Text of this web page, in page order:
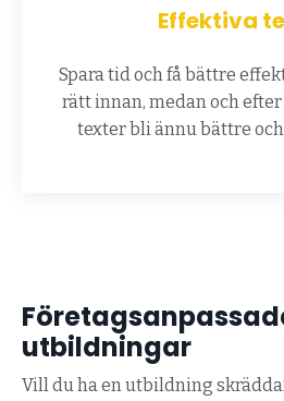
Effektiva
Spara tid och få bättre
rätt innan, medan och
texter bli ännu bättre
utbildningar
Vill du ha en utbildning